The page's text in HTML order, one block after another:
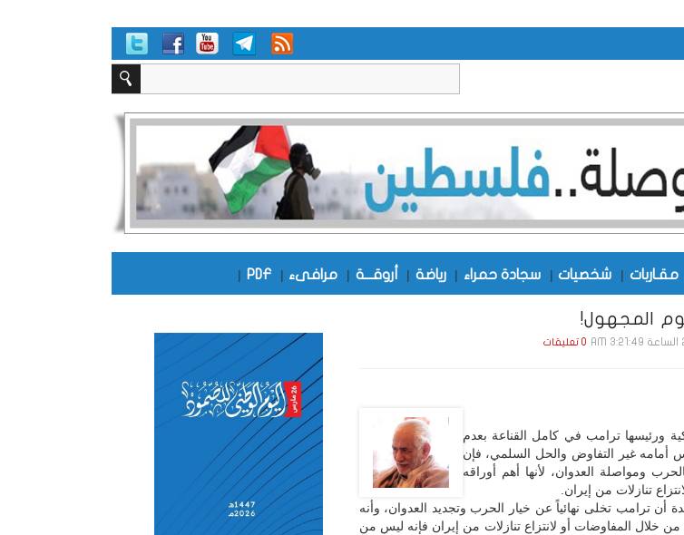
مقـاربات | شخصيات | سجادة حمراء | رياضة | أروقـــة | مرافىء |
PDF
|
المجهول!
0 تعليقات
ورئيسها ترامب في كامل القناعة بعدم
أمامه غير التفاوض والحل السلمي، فإن
ومواصلة العدوان، لأنها أهم أوراقه
تنازلات من إيران.
أن ترامب تخلى نهائياً عن خيار الحرب وتجديد العدوان، وأنه
خلال المفاوضات أو لانتزاع تنازلات من إيران فإنه ليس من